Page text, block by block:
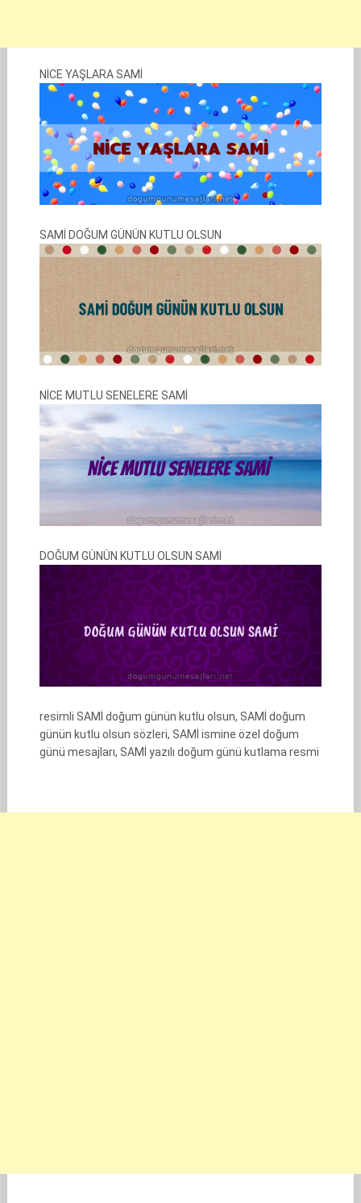
NİCE YAŞLARA SAMİ
SAMİ DOĞUM GÜNÜN KUTLU OLSUN
NİCE MUTLU SENELERE SAMİ
DOĞUM GÜNÜN KUTLU OLSUN SAMİ
resimli SAMİ doğum günün kutlu olsun, SAMİ doğum
günün kutlu olsun sözleri, SAMİ ismine özel doğum
günü mesajları, SAMİ yazılı doğum günü kutlama resmi